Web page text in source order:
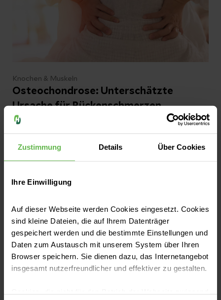
Zustimmung Details Über Cookies
Ihre Einwilligung
Auf dieser Webseite werden Cookies eingesetzt. Cookies
sind kleine Dateien, die auf Ihrem Datenträger
gespeichert werden und die bestimmte Einstellungen und
Daten zum Austausch mit unserem System über Ihren
Browser speichern. Sie dienen dazu, das Internetangebot
insgesamt nutzerfreundlicher und effektiver zu gestalten.
Knochen & Muskeln
Osteochondrose: Unterschätzte
Ursache für Rückenschmerzen
Eine Osteochondrose zählt zu den typischen
Abnutzungserkrankungen der Wirbelsäule.
Therapie Schmerzen lindern kann.
Jetzt lesen